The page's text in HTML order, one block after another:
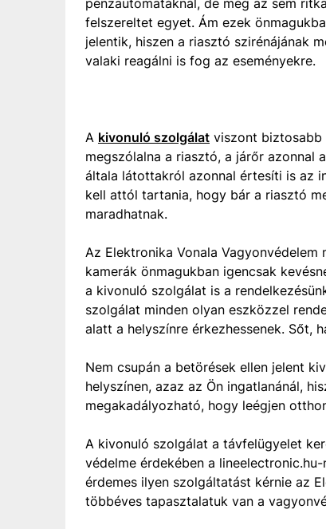
felszereltet egyet. Ám ezek
jelentik, hiszen a riasztó szirénájának
valaki reagálni is fog az eseményekre.
A kivonuló szolgálat viszont biztosabb
megszólalna a riasztó, a járőr azonnal
általa látottakról azonnal értesíti is az
kell attól tartania, hogy bár a riasztó
maradhatnak.
Az Elektronika Vonala
kamerák önmagukban igencsak
a kivonuló szolgálat is a
szolgálat minden olyan eszközzel
alatt a helyszínre érkezhessenek. Sőt,
Nem csupán a betörések ellen jelent
helyszínen, azaz az Ön ingatlanánál,
megakadályozható, hogy leégjen
A kivonuló szolgálat a távfelügyelet
védelme érdekében a
érdemes ilyen szolgáltatást kérnie az
többéves tapasztalatuk van a